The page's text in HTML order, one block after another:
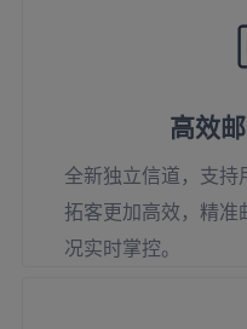
高效
全新独立信道，支
拓客更加高效，精
况实时掌控。